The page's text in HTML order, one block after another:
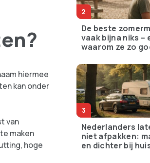
hiermee
kan onder
van
maken
hoge
De beste
vaak bijna niks –
waarom ze zo
Nederlanders
niet afpakken:
en dichter bij